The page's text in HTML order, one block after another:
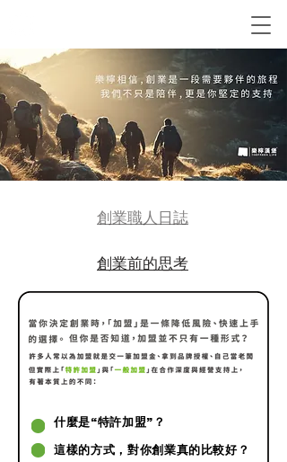
創業職人日誌
創業前的思考
這樣的方式，對你創業真的比較好？
什麼是“特許加盟”？